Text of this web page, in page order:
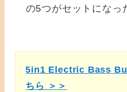
の5つがセットになっ
5in1 Electric Bass
ちら ＞＞